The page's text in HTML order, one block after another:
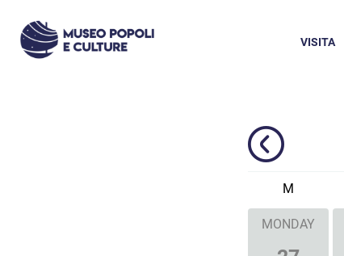
VISITA
M
MONDAY